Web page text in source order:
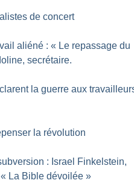
de concert
aliéné : « Le repassage du
secrétaire.
la guerre aux
la révolution
: Israel Finkelstein,
La Bible dévoilée »